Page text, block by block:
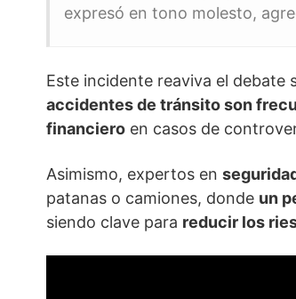
expresó en tono molesto,
Este incidente reaviva el debate
accidentes de tránsito son
financiero en casos de
Asimismo, expertos en
patanas o camiones, donde un
siendo clave para reducir los